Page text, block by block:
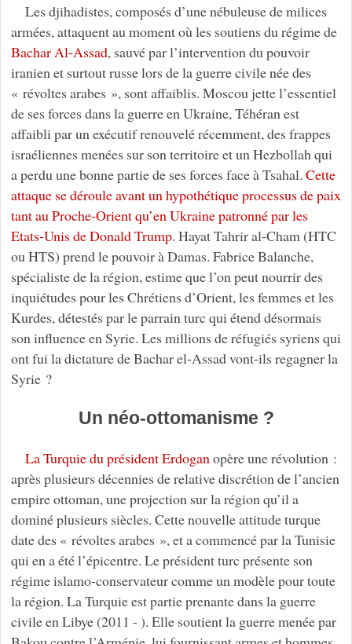
Les djihadistes, composés d’une nébuleuse de milices
armées, attaquent au moment où les soutiens du régime de
Bachar Al-Assad, sauvé par l’intervention du pouvoir
iranien et surtout russe lors de la guerre civile née des
« révoltes arabes », sont affaiblis. Moscou jette l’essentiel
de ses forces dans la guerre en Ukraine, Téhéran est
affaibli par un exécutif renouvelé récemment, des frappes
israéliennes menées sur son territoire et un Hezbollah qui
a perdu une bonne partie de ses forces face à Tsahal. Cette
attaque se déroule avant un hypothétique processus de paix
tant au Proche-Orient qu’en Ukraine patronné par les
Etats-Unis de Donald Trump. Hayat Tahrir al-Cham (HTC
ou HTS) prend le pouvoir à Damas. Fabrice Balanche,
spécialiste de la région, estime que l’on peut nourrir des
inquiétudes pour les Chrétiens d’Orient, les femmes et les
Kurdes, détestés par le parrain turc qui étend désormais
son influence en Syrie. Les millions de réfugiés syriens qui
ont fui la dictature de Bachar el-Assad vont-ils regagner la
Syrie ?
Un néo-ottomanisme ?
La Turquie du président Erdogan opère une révolution :
après plusieurs décennies de relative discrétion de l’ancien
empire ottoman, une projection sur la région qu’il a
dominé plusieurs siècles. Cette nouvelle attitude turque
date des « révoltes arabes », et a commencé par la Tunisie
qui en a été l’épicentre. Le président turc présente son
régime islamo-conservateur comme un modèle pour toute
la région. La Turquie est partie prenante dans la guerre
civile en Libye (2011 - ). Elle soutient la guerre menée par